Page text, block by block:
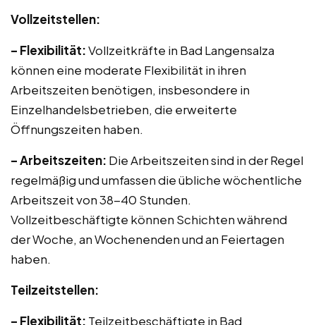
Vollzeitstellen:
– Flexibilität:Vollzeitkräfte in Bad Langensalza
können eine moderate Flexibilität in ihren
Arbeitszeiten benötigen, insbesondere in
Einzelhandelsbetrieben, die erweiterte
Öffnungszeiten haben.
– Arbeitszeiten: Die Arbeitszeiten sind in der Regel
regelmäßig und umfassen die übliche wöchentliche
Arbeitszeit von 38-40 Stunden.
Vollzeitbeschäftigte können Schichten während
der Woche, an Wochenenden und an Feiertagen
haben.
Teilzeitstellen:
– Flexibilität: Teilzeitbeschäftigte in Bad